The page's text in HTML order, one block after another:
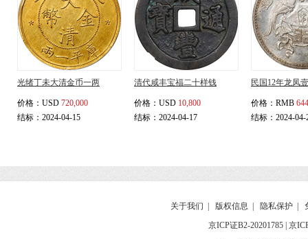
光绪丁未大清金币一两
价格： USD 720,000
结标：2024-04-15
清代咸丰宝福二十样钱
价格： USD 10,800
结标：2024-04-17
民国12年龙凤
价格： RMB
结标：2024-04-
关于我们 版权信息 隐私保护
京ICP证B2-20201785 京